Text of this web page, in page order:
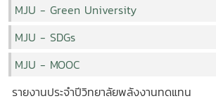
MJU - Green University
MJU - SDGs
MJU - MOOC
รายงานประจำปีวิทยาลัยพลังงานทดแทน